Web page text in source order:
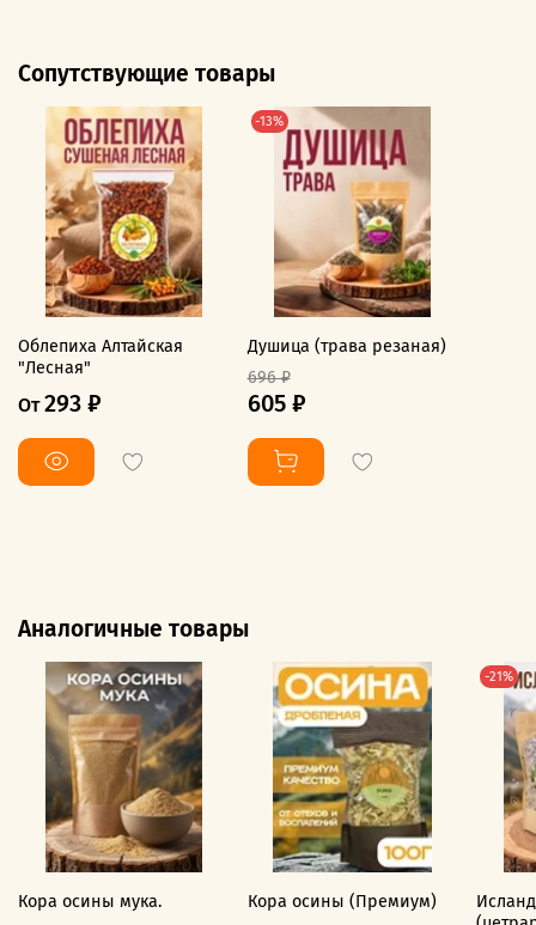
Сопутствующие товары
Облепиха Алтайская
"Лесная"
От 293 ₽
-13%
Душица (трава резаная)
696 ₽
605 ₽
Аналогичные товары
Кора осины мука. Кора осины (Премиум)
-21%